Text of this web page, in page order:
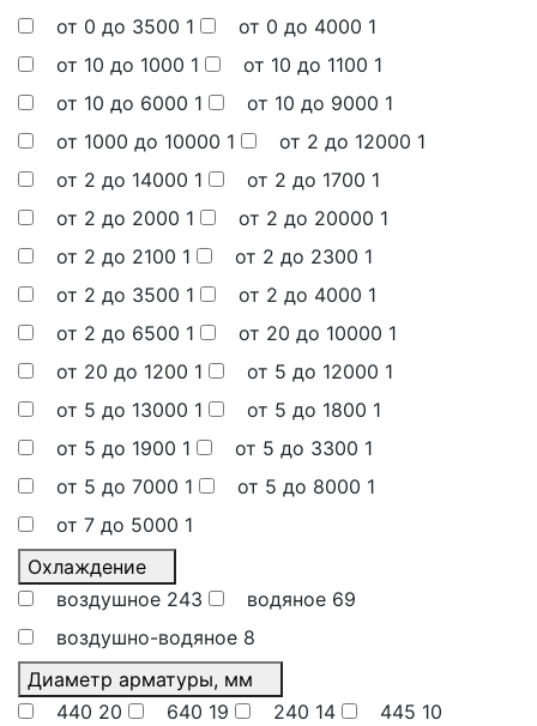
от 0 до 3500 1 от 0 до 4000 1
от 10 до 1000 1 от 10 до 1100 1
от 10 до 6000 1 от 10 до 9000 1
от 1000 до 10000 1 от 2 до 12000 1
от 2 до 14000 1 от 2 до 1700 1
от 2 до 2000 1 от 2 до 20000 1
от 2 до 2100 1 от 2 до 2300 1
от 2 до 3500 1 от 2 до 4000 1
от 2 до 6500 1 от 20 до 10000 1
от 20 до 1200 1 от 5 до 12000 1
от 5 до 13000 1 от 5 до 1800 1
от 5 до 1900 1 от 5 до 3300 1
от 5 до 7000 1 от 5 до 8000 1
от 7 до 5000 1
Охлаждение
воздушное 243 водяное 69
воздушно-водяное 8
Диаметр арматуры, мм
440 20 640 19 240 14 445 10